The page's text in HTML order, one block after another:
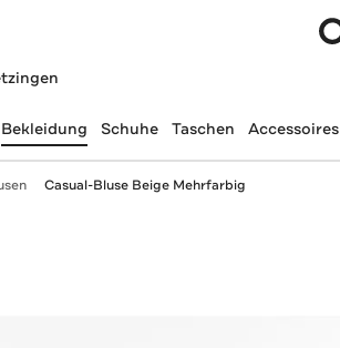
Bekleidung Schuhe Taschen Accessoires
Casual-Bluse Beige Mehrfarbig